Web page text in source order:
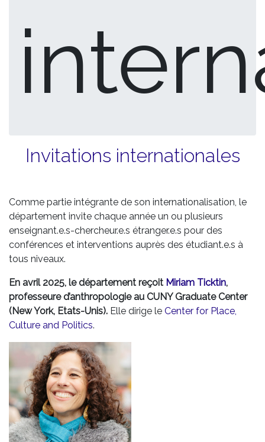
Invitations internationales
Comme partie intégrante de son internationalisation, le
département invite chaque année un ou plusieurs
enseignant.e.s-chercheur.e.s étranger.e.s pour des
conférences et interventions auprès des étudiant.e.s à
tous niveaux.
En avril 2025, le département reçoit Miriam Ticktin,
professeure d’anthropologie au CUNY Graduate Center
(New York, Etats-Unis). Elle dirige le Center for Place,
Culture and Politics.